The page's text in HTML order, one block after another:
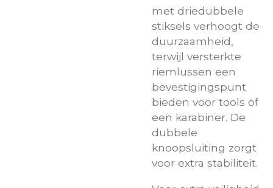
met driedubbele
stiksels verhoogt de
duurzaamheid,
terwijl versterkte
riemlussen een
bevestigingspunt
bieden voor tools of
een karabiner. De
dubbele
knoopsluiting zorgt
voor extra stabiliteit.